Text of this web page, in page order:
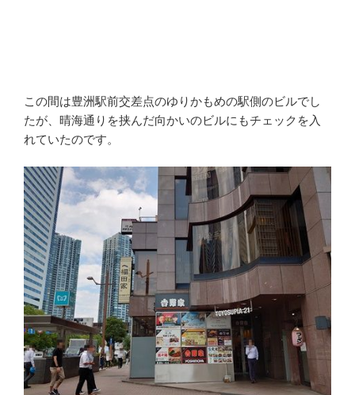
この間は豊洲駅前交差点のゆりかもめの駅側のビルでし
たが、晴海通りを挟んだ向かいのビルにもチェックを入
れていたのです。